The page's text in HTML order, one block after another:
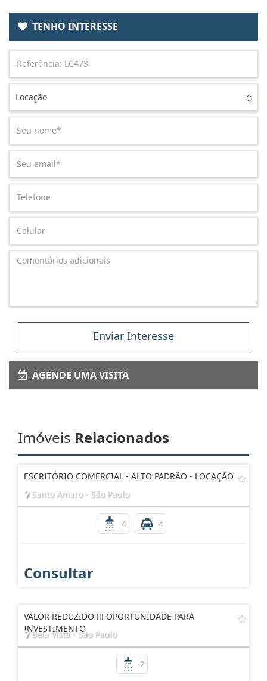
TENHO INTERESSE
Locação
Enviar Interesse
AGENDE UMA VISITA
Imóveis Relacionados
ESCRITÓRIO COMERCIAL - ALTO PADRÃO - LOCAÇÃO
Santo Amaro - São Paulo
4 4
Consultar
VALOR REDUZIDO !!! OPORTUNIDADE PARA
INVESTIMENTO
Bela Vista - São Paulo
2